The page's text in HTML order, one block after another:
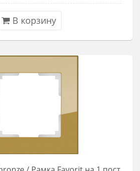
В корзину